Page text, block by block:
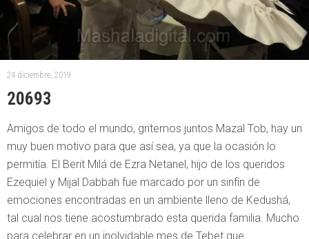
24 diciembre, 2019
20693
Amigos de todo el mundo, gritemos juntos Mazal Tob, hay un
muy buen motivo para que así sea, ya que la ocasión lo
permitía. El Berit Milá de Ezra Netanel, hijo de los queridos
Ezequiel y Mijal Dabbah fue marcado por un sinfín de
emociones encontradas en un ambiente lleno de Kedushá,
tal cual nos tiene acostumbrado esta querida familia. Mucho
para celebrar en un inolvidable mes de Tebet que